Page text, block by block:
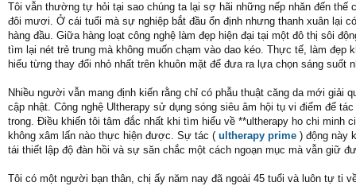
Tôi vẫn thường tự hỏi tại sao chúng ta lại sợ hãi những nếp nhăn đến
đôi mươi. Ở cái tuổi mà sự nghiệp bắt đầu ổn định nhưng thanh xuân lại
hàng đầu. Giữa hàng loạt công nghệ làm đẹp hiện đại tại một đô thị sôi
tìm lại nét trẻ trung mà không muốn chạm vào dao kéo. Thực tế, làm
hiểu từng thay đổi nhỏ nhất trên khuôn mặt để đưa ra lựa chọn sáng suốt
Nhiều người vẫn mang định kiến rằng chỉ có phẫu thuật căng da mới giải
cập nhật. Công nghệ Ultherapy sử dụng sóng siêu âm hội tụ vi điểm để
trong. Điều khiến tôi tâm đắc nhất khi tìm hiểu về **ultherapy ho chi
không xâm lấn nào thực hiện được. Sự tác ( ultherapy prime ) động này
tái thiết lập độ đàn hồi và sự săn chắc một cách ngoạn mục mà vẫn giữ
Tôi có một người bạn thân, chị ấy năm nay đã ngoài 45 tuổi và luôn tự ti